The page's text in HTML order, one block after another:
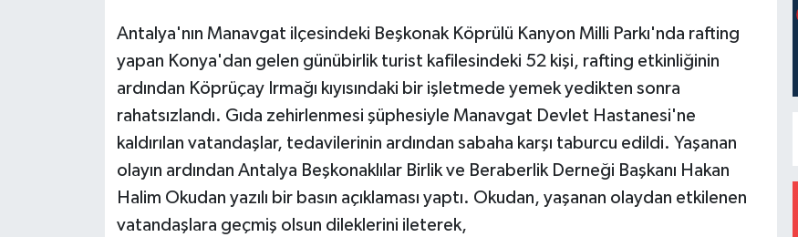
Antalya'nın Manavgat ilçesindeki Beşkonak Köprülü Kanyon Milli Parkı'nda rafting
yapan Konya'dan gelen günübirlik turist kafilesindeki 52 kişi, rafting etkinliğinin
ardından Köprüçay Irmağı kıyısındaki bir işletmede yemek yedikten sonra
rahatsızlandı. Gıda zehirlenmesi şüphesiyle Manavgat Devlet Hastanesi'ne
kaldırılan vatandaşlar, tedavilerinin ardından sabaha karşı taburcu edildi. Yaşanan
olayın ardından Antalya Beşkonaklılar Birlik ve Beraberlik Derneği Başkanı Hakan
Halim Okudan yazılı bir basın açıklaması yaptı. Okudan, yaşanan olaydan etkilenen
vatandaşlara geçmiş olsun dileklerini ileterek,